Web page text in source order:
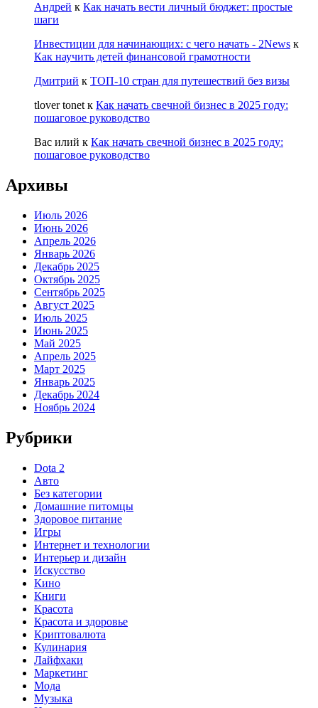
Андрей к Как начать вести личный бюджет: простые
шаги
Инвестиции для начинающих: с чего начать - 2News к
Как научить детей финансовой грамотности
Дмитрий к ТОП-10 стран для путешествий без визы
tlover tonet к Как начать свечной бизнес в 2025 году:
пошаговое руководство
Вас илий к Как начать свечной бизнес в 2025 году:
пошаговое руководство
Архивы
Июль 2026
Июнь 2026
Апрель 2026
Январь 2026
Декабрь 2025
Октябрь 2025
Сентябрь 2025
Август 2025
Июль 2025
Июнь 2025
Май 2025
Апрель 2025
Март 2025
Январь 2025
Декабрь 2024
Ноябрь 2024
Рубрики
Dota 2
Авто
Без категории
Домашние питомцы
Здоровое питание
Игры
Интернет и технологии
Интерьер и дизайн
Искусство
Кино
Книги
Красота
Красота и здоровье
Криптовалюта
Кулинария
Лайфхаки
Маркетинг
Мода
Музыка